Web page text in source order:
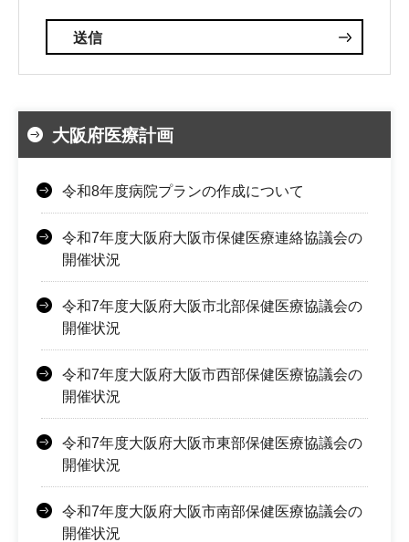
大阪府医療計画
令和8年度病院プランの作成について
令和7年度大阪府大阪市保健医療連絡協議会の
開催状況
令和7年度大阪府大阪市北部保健医療協議会の
開催状況
令和7年度大阪府大阪市西部保健医療協議会の
開催状況
令和7年度大阪府大阪市東部保健医療協議会の
開催状況
令和7年度大阪府大阪市南部保健医療協議会の
開催状況